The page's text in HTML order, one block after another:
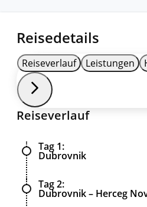
Reisedetails
Reiseverlauf Leistungen
Reiseverlauf
Tag 1
Dubrovnik
Tag 2
Dubrovnik – Herceg